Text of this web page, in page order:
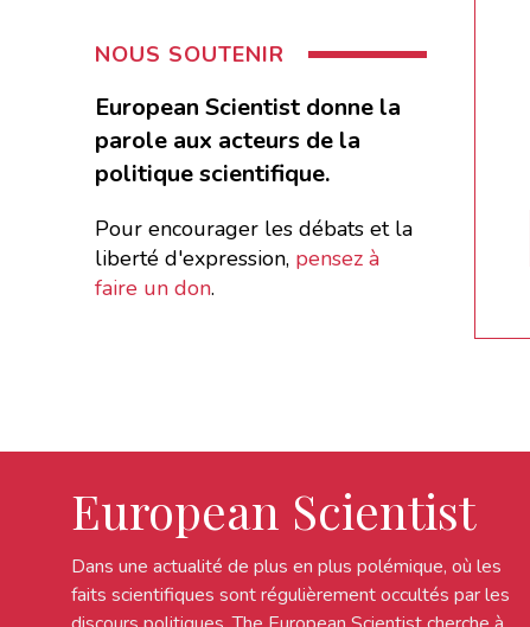
NOUS SOUTENIR
European Scientist donne la
parole aux acteurs de la
politique scientifique.
Pour encourager les débats et la
liberté d'expression, pensez à
faire un don.
European Scientist
Dans une actualité de plus en plus polémique, où les
faits scientifiques sont régulièrement occultés par les